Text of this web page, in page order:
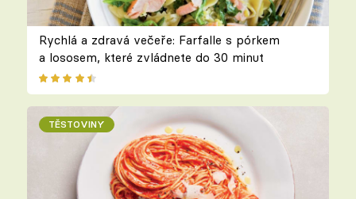
Rychlá a zdravá večeře: Farfalle s pórkem
a lososem, které zvládnete do 30 minut
TĚSTOVINY